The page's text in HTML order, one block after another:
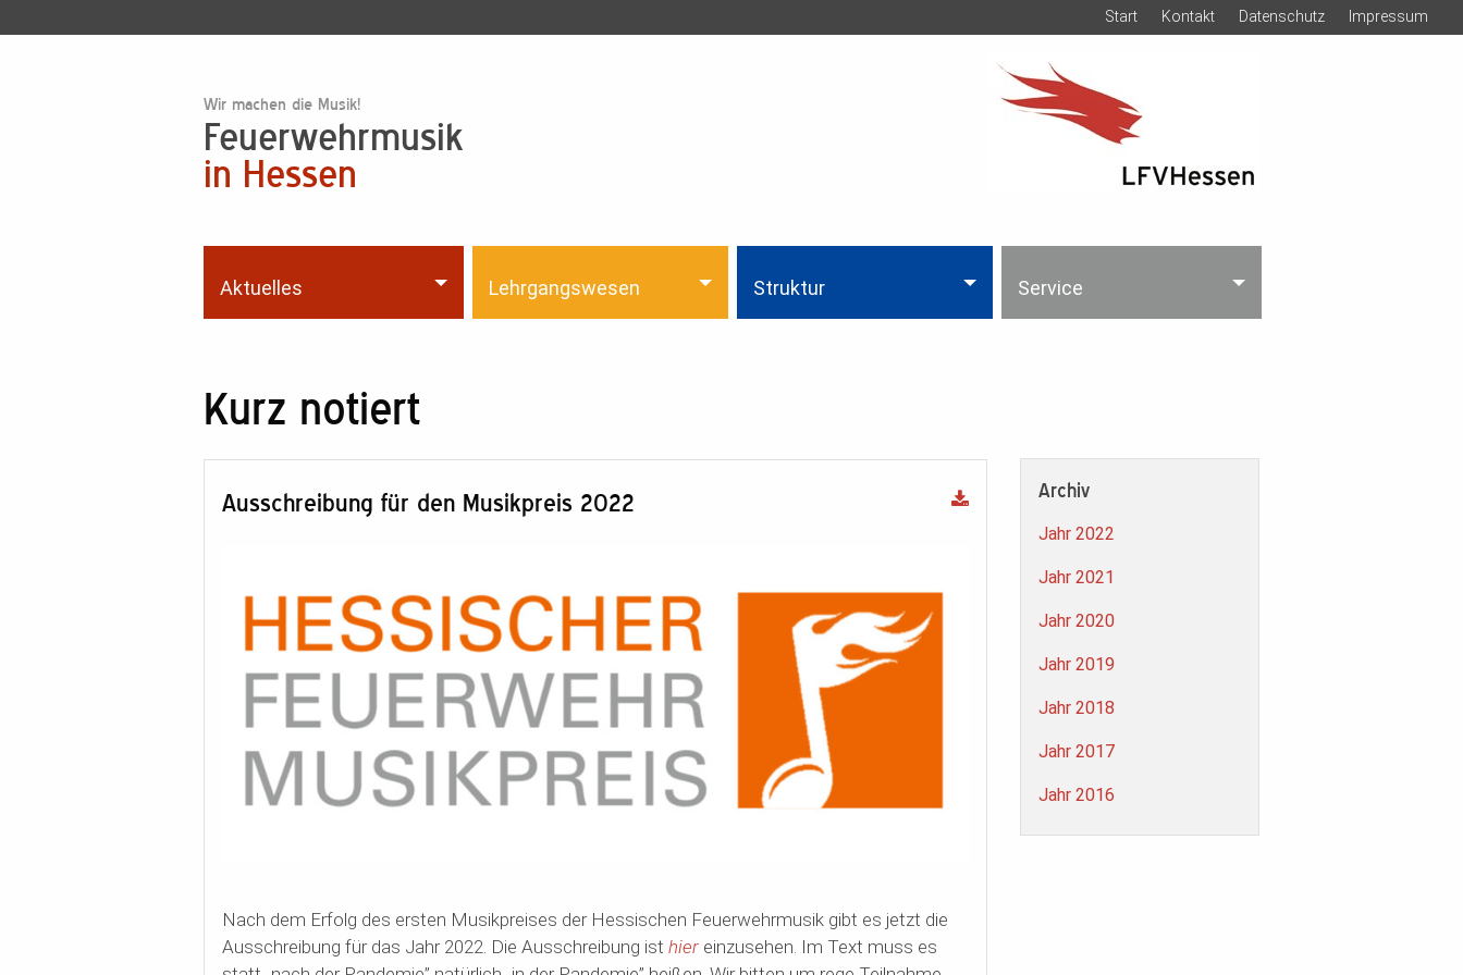
Start Kontakt Datenschutz Impressum
Wir machen die Musik!
Feuerwehrmusik
in Hessen
Aktuelles Lehrgangswesen Struktur Service
Kurz notiert
Ausschreibung für den Musikpreis 2022
Nach dem Erfolg des ersten Musikpreises der Hessischen Feuerwehrmusik gibt es jetzt die
Ausschreibung für das Jahr 2022. Die Ausschreibung ist hier einzusehen. Im Text muss es
Archiv
Jahr 2022
Jahr 2021
Jahr 2020
Jahr 2019
Jahr 2018
Jahr 2017
Jahr 2016